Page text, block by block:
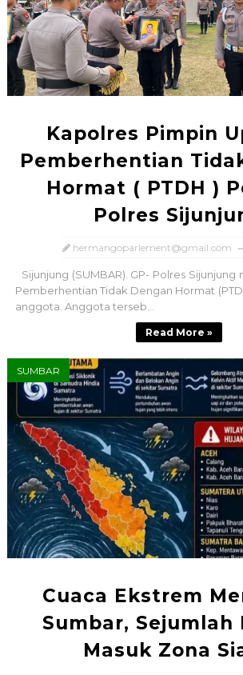
Kapolres Pimpin
Pemberhentian
Hormat ( PTDH )
Polres
hermangoparlement@gmail.com
Sijunjung (SUMBAR). GP- Polres
Pemberhentian Tidak Dengan Hormat
anggota. Anggota terseb...
Read More »
SUMBAR
Cuaca Ekstrem
Sumbar, Sejumlah
Masuk Zona